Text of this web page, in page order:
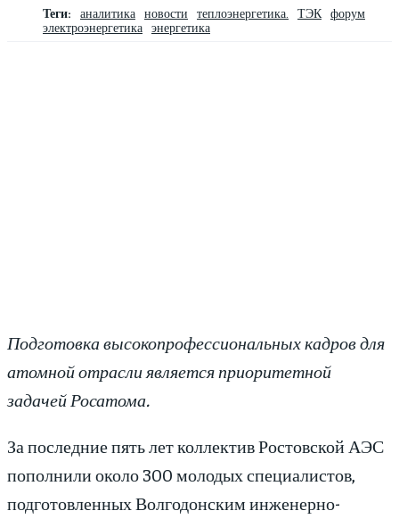
Теги: аналитика новости теплоэнергетика. ТЭК форум
электроэнергетика энергетика
Подготовка высокопрофессиональных кадров для
атомной отрасли является приоритетной
задачей Росатома.
За последние пять лет коллектив Ростовской АЭС
пополнили около 300 молодых специалистов,
подготовленных Волгодонским инженерно-